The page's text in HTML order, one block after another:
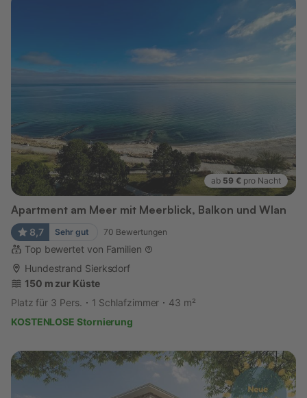
ab 59 € pro Nacht
Apartment am Meer mit Meerblick, Balkon und Wlan
8,7 Sehr gut 70 Bewertungen
Top bewertet von Familien
Hundestrand Sierksdorf
150 m zur Küste
Platz für 3 Pers.
1 Schlafzimmer
43 m²
KOSTENLOSE Stornierung